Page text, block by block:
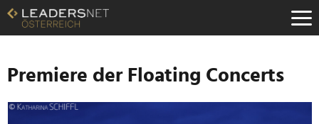
Zum
Inhalt
Zur
Navigation
Zur
Hauptnavigation
Premiere der Floating Concerts